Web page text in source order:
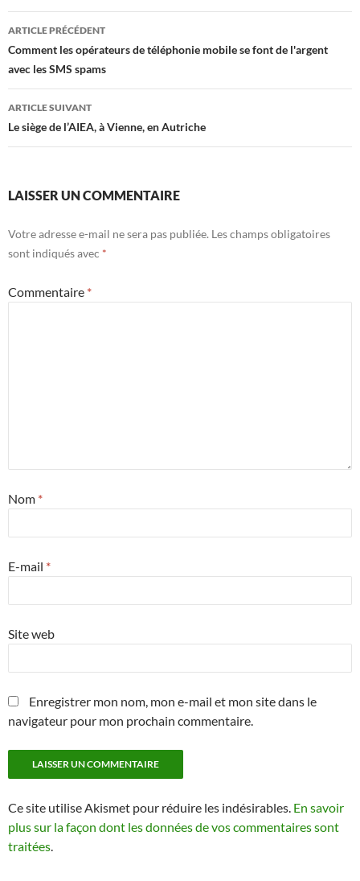
Navigation
des
articles
ARTICLE PRÉCÉDENT
Comment les opérateurs de téléphonie mobile se font de l'argent
avec les SMS spams
ARTICLE SUIVANT
Le siège de l’AIEA, à Vienne, en Autriche
LAISSER UN COMMENTAIRE
Votre adresse e-mail ne sera pas publiée. Les champs obligatoires
sont indiqués avec *
Commentaire *
Nom *
E-mail *
Site web
Enregistrer mon nom, mon e-mail et mon site dans le
navigateur pour mon prochain commentaire.
Ce site utilise Akismet pour réduire les indésirables. En savoir
plus sur la façon dont les données de vos commentaires sont
traitées.